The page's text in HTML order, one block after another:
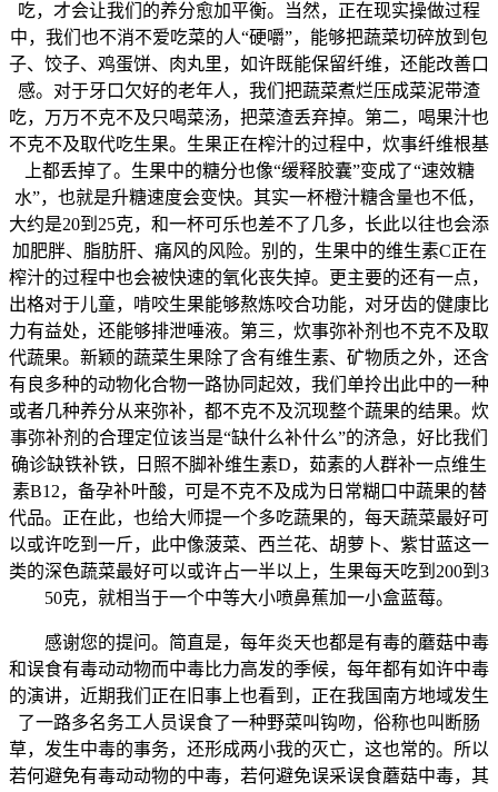
吃，才会让我们的养分愈加平衡。当然，正在现实操做过程
中，我们也不消不爱吃菜的人“硬嚼”，能够把蔬菜切碎放到包
子、饺子、鸡蛋饼、肉丸里，如许既能保留纤维，还能改善口
感。对于牙口欠好的老年人，我们把蔬菜煮烂压成菜泥带渣
吃，万万不克不及只喝菜汤，把菜渣丢弃掉。第二，喝果汁也
不克不及取代吃生果。生果正在榨汁的过程中，炊事纤维根基
上都丢掉了。生果中的糖分也像“缓释胶囊”变成了“速效糖
水”，也就是升糖速度会变快。其实一杯橙汁糖含量也不低，
大约是20到25克，和一杯可乐也差不了几多，长此以往也会添
加肥胖、脂肪肝、痛风的风险。别的，生果中的维生素C正在
榨汁的过程中也会被快速的氧化丧失掉。更主要的还有一点，
出格对于儿童，啃咬生果能够熬炼咬合功能，对牙齿的健康比
力有益处，还能够排泄唾液。第三，炊事弥补剂也不克不及取
代蔬果。新颖的蔬菜生果除了含有维生素、矿物质之外，还含
有良多种的动物化合物一路协同起效，我们单拎出此中的一种
或者几种养分从来弥补，都不克不及沉现整个蔬果的结果。炊
事弥补剂的合理定位该当是“缺什么补什么”的济急，好比我们
确诊缺铁补铁，日照不脚补维生素D，茹素的人群补一点维生
素B12，备孕补叶酸，可是不克不及成为日常糊口中蔬果的替
代品。正在此，也给大师提一个多吃蔬果的，每天蔬菜最好可
以或许吃到一斤，此中像菠菜、西兰花、胡萝卜、紫甘蓝这一
类的深色蔬菜最好可以或许占一半以上，生果每天吃到200到3
50克，就相当于一个中等大小喷鼻蕉加一小盒蓝莓。
感谢您的提问。简直是，每年炎天也都是有毒的蘑菇中毒
和误食有毒动动物而中毒比力高发的季候，每年都有如许中毒
的演讲，近期我们正在旧事上也看到，正在我国南方地域发生
了一路多名务工人员误食了一种野菜叫钩吻，俗称也叫断肠
草，发生中毒的事务，还形成两小我的灭亡，这也常的。所以
若何避免有毒动动物的中毒，若何避免误采误食蘑菇中毒，其